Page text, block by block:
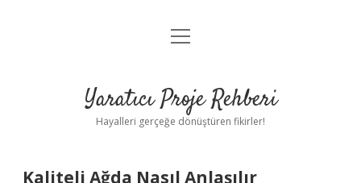
Anasayfa
Yasal Uyarı
menüyü
Yaratıcı Proje Rehberi
Hayalleri gerçeğe dönüştüren fikirler!
Kaliteli Ağda Nasıl Anlaşılır